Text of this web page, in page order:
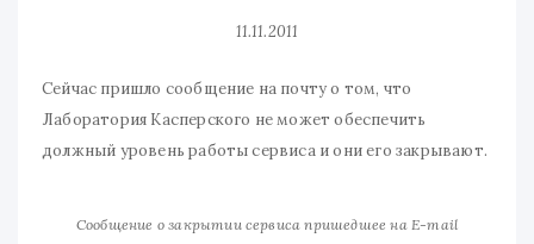
11.11.2011
Сейчас пришло сообщение на почту о том, что
Лаборатория Касперского не может обеспечить
должный уровень работы сервиса и они его закрывают.
Сообщение о закрытии сервиса пришедшее на E-mail